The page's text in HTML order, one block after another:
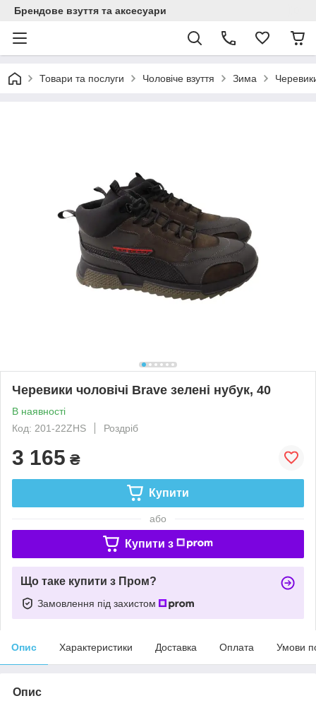
Брендове взуття та аксесуари
Товари та послуги Чоловіче взуття Зима
Черевики чоловічі Brave зелені нубук, 40
В наявності
Код: 201-22ZHS
Роздріб
3 165 ₴
Купити
або
Купити з
Що таке купити з Пром?
Замовлення під захистом
Опис Характеристики Доставка Оплата Умови
Опис